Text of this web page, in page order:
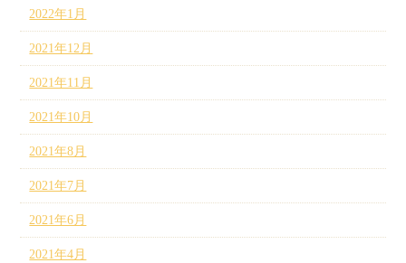
2022年1月
2021年12月
2021年11月
2021年10月
2021年8月
2021年7月
2021年6月
2021年4月